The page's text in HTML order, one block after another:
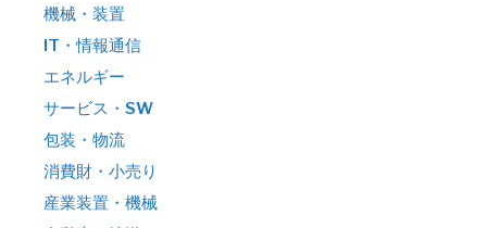
機械・装置
IT・情報通信
エネルギー
サービス・SW
包装・物流
消費財・小売り
産業装置・機械